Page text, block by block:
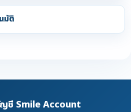
มัติ
ชี Smile Account